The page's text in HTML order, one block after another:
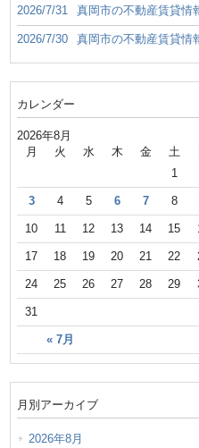
2026/7/31 真岡市の不動産賃貸
2026/7/30 真岡市の不動産賃貸
カレンダー
2026年8月
月 火 水 木 金 土
« 7月
1
3 4 5 6 7 8
10 11 12 13 14 15
17 18 19 20 21 22
24 25 26 27 28 29
31
月別アーカイブ
2026年8月